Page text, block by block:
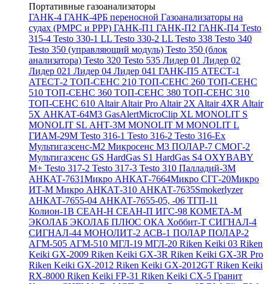
Портативные газоанализаторы
ГАНК-4 ГАНК-4РБ переносной Газоанализаторы на
судах (РМРС и РРР) ГАНК-П1 ГАНК-П2 ГАНК-П4 Testo
315-4 Testo 330-1 LL Testo 330-2 LL Testo 338 Testo 340
Testo 350 (управляющий модуль) Testo 350 (блок
анализатора) Testo 320 Testo 535 Лидер 01 Лидер 02
Лидер 021 Лидер 04 Лидер 041 ГАНК-П5 АТЕСТ-1
АТЕСТ-2 ТОП-СЕНС 210 ТОП-СЕНС 260 ТОП-СЕНС
510 ТОП-СЕНС 360 ТОП-СЕНС 380 ТОП-СЕНС 310
ТОП-СЕНС 610 AltairAltair Pro Altair 2X Altair 4XR Altair
5X АНКАТ-64М3 GasAlertMicroClip XL MONOLIT S
MONOLIT SL АНТ-3М MONOLIT M MONOLIT L
ГИАМ-29М Testo 316-1 Testo 316-2 Testo 316-Ex
Мультигазсенс-М2 Микросенс М3 ПОЛАР-7 СМОГ-2
Мультигазсенс GS HardGas S1 HardGas S4 OXYBABY
M+ Testo 317-2 Testo 317-3 Testo 310 Палладий-3М
АНКАТ-7631Микро АНКАТ-7664Микро СГГ-20Микро
ИТ-М Микро АНКАТ-310 АНКАТ-7635Smokerlyzer
АНКАТ-7655-04 АНКАТ-7655-05, -06 ТГП-11
Колион-1В СЕАН-Н СЕАН-П ИГС-98 КОМЕТА-М
ЭКОЛАБ ЭКОЛАБ ПЛЮС ОКА Хоббит-Т СИГНАЛ-4
СИГНАЛ-44 МОНОЛИТ-2 АСВ-1 ПОЛАР ПОЛАР-2
АГМ-505 АГМ-510 МГЛ-19 МГЛ-20 Riken Keiki 03 Riken
Keiki GX-2009 Riken Keiki GX-3R Riken Keiki GX-3R Pro
Riken Keiki GX-2012 Riken Keiki GX-2012GT Riken Keiki
RX-8000 Riken Keiki FP-31 Riken Keiki CX-5 Гранит